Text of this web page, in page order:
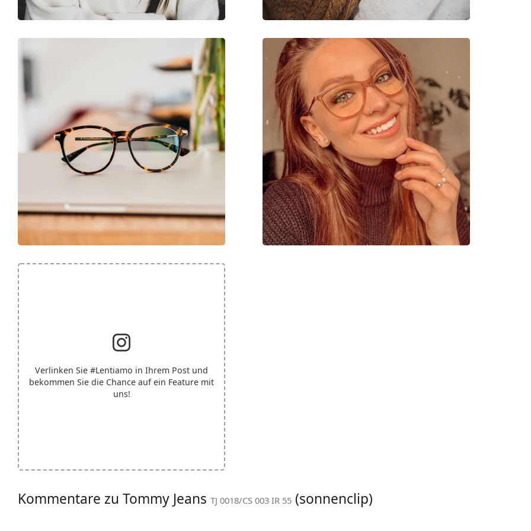
Verlinken Sie #Lentiamo in Ihrem Post und
bekommen Sie die Chance auf ein Feature mit
uns!
Kommentare zu Tommy Jeans TJ 0018/CS 003 IR 55 (sonnenclip)